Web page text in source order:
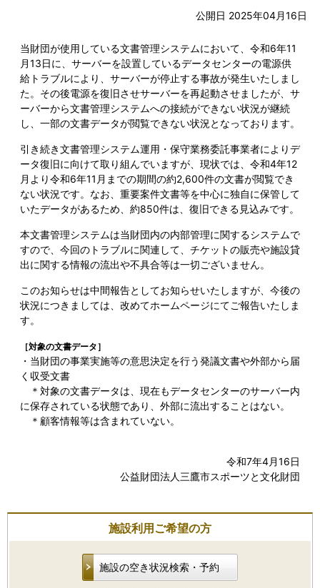
公開日 2025年04月16日
当財団が使用している文書管理システムにおいて、令和6年11
月13日に、サーバーを設置しているデータセンターの電源供
給トラブルにより、サーバーが停止する事故が発生いたしまし
た。その後電源を復旧させサーバーを再起動させましたが、サ
ーバーから文書管理システムへの接続ができない状況が継続
し、一部の文書データが閲覧できない状況となっております。
引き続き文書管理システム運用・保守業務委託事業者によりデ
ータ復旧に向けて取り組んでいますが、現状では、令和4年12
月より令和6年11月までの期間の約2,600件の文書が閲覧でき
ない状況です。なお、重要案件文書等を中心に独自に保管して
いたデータがあるため、約850件は、復旧できる見込みです。
本文書管理システムは当財団内の内部管理に関するシステムで
すので、今回のトラブルに関連して、チケットの販売や施設貸
出に関する情報の流出や不具合等は一切ございません。
このお知らせは中間報告としてお知らせいたしますが、今後の
状況につきましては、改めてホームページにてご報告いたしま
す。
［対象の文書データ］
・当財団の事業実施等の意思決定を行う発議文書や外部から届
く収受文書
＊対象の文書データは、現在もデータセンターのサーバー内
に保存されている状態であり、外部に流出することはない。
＊顧客情報等は含まれていない。
令和7年4月16日
公益財団法人三鷹市スポーツと文化財団
施設利用ご希望の方
施設の空き状況検索・予約